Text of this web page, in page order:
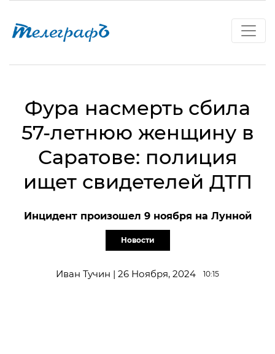
Фура насмерть сбила
57-летнюю женщину в
Саратове: полиция
ищет свидетелей ДТП
Инцидент произошел 9 ноября на Лунной
Новости
Иван Тучин | 26 Ноября, 2024 10:15